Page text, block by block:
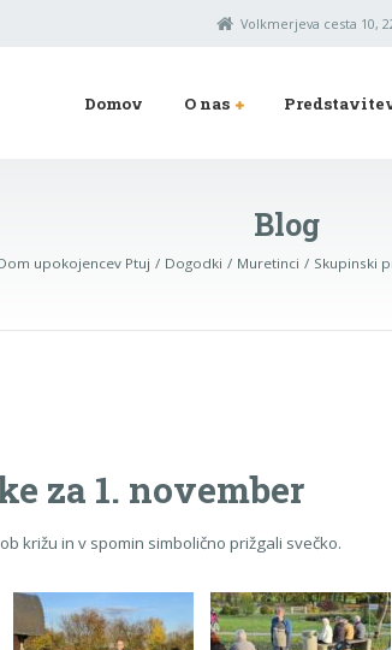
Volkmerjeva cesta 10,
Domov O nas
Blog
upokojencev Ptuj Dogodki Muretinci Skupinski
za 1. november
križu in v spomin simbolično prižgali svečko.